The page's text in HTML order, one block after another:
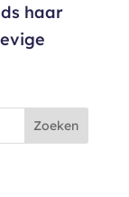
haar